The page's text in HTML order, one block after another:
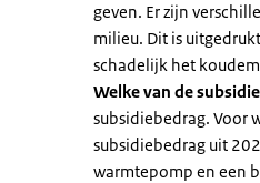
geven. Er zijn
milieu. Dit is
schadelijk het
Welke van de
subsidiebedrag. Voor
subsidiebedrag uit
warmtepomp en een